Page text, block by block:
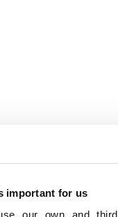
important for us
our own and